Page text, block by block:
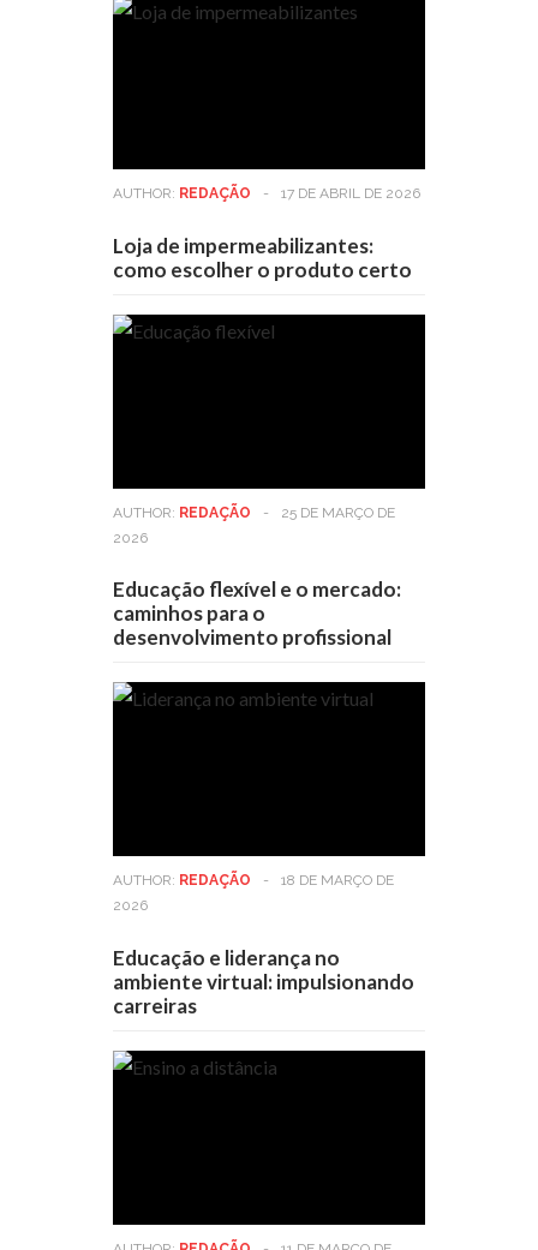
AUTHOR: REDAÇÃO - 17 DE ABRIL DE 2026
Loja de impermeabilizantes:
como escolher o produto certo
AUTHOR: REDAÇÃO -
25 DE MARÇO DE
2026
Educação flexível e o mercado:
caminhos para o
desenvolvimento profissional
AUTHOR: REDAÇÃO -
18 DE MARÇO DE
2026
Educação e liderança no
ambiente virtual: impulsionando
carreiras